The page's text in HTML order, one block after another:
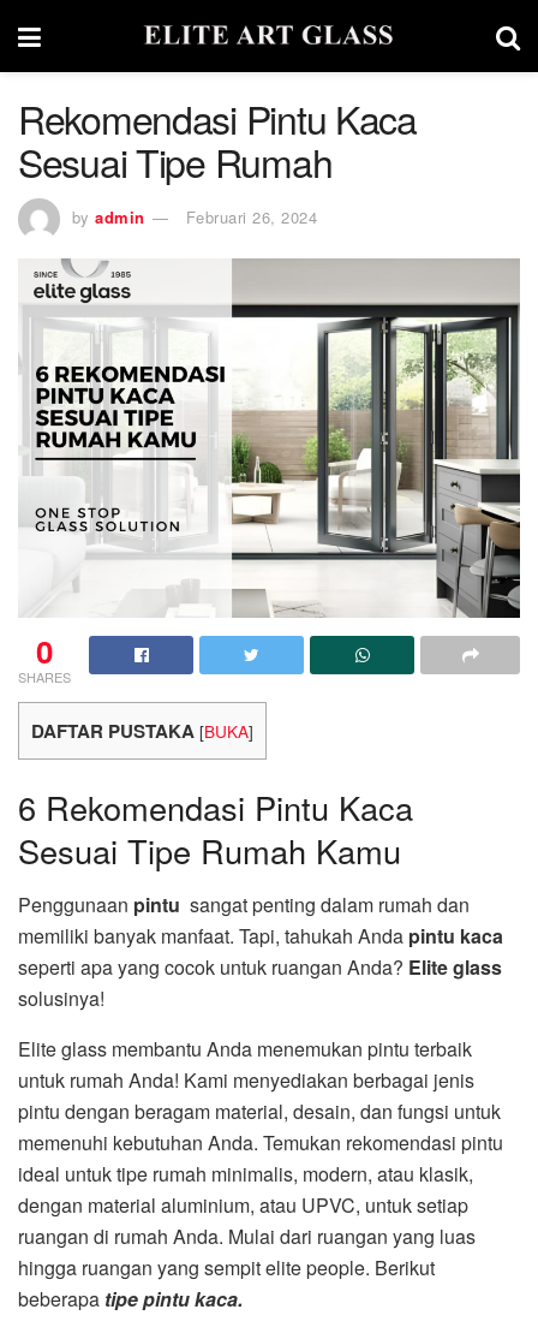
Rekomendasi Pintu Kaca
Sesuai Tipe Rumah
by admin Februari 26, 2024
0
SHARES
DAFTAR PUSTAKA [BUKA]
6 Rekomendasi Pintu Kaca
Sesuai Tipe Rumah Kamu
Penggunaan pintu sangat penting dalam rumah dan
memiliki banyak manfaat. Tapi, tahukah Anda pintu kaca
seperti apa yang cocok untuk ruangan Anda? Elite glass
solusinya!
Elite glass membantu Anda menemukan pintu terbaik
untuk rumah Anda! Kami menyediakan berbagai jenis
pintu dengan beragam material, desain, dan fungsi untuk
memenuhi kebutuhan Anda. Temukan rekomendasi pintu
ideal untuk tipe rumah minimalis, modern, atau klasik,
dengan material aluminium, atau UPVC, untuk setiap
ruangan di rumah Anda. Mulai dari ruangan yang luas
hingga ruangan yang sempit elite people. Berikut
beberapa tipe pintu kaca.